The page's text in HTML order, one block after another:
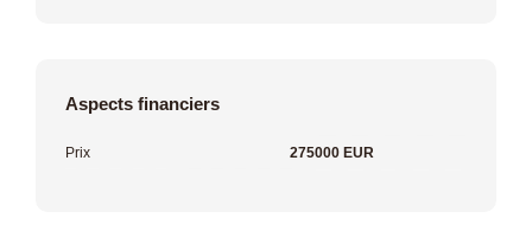
Aspects financiers
Prix 275000 EUR